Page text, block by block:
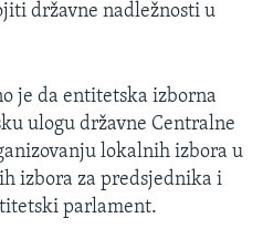
državne nadležnosti u
je da entitetska izborna
ulogu državne Centralne
lokalnih izbora u
izbora za predsjednika i
parlament.